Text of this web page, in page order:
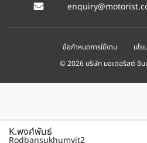
K.พงศ์พันธ์
Rodbansukhumvit2
ข้อกำหนดการใช้งาน
นโย
© 2026 บริษัท มอเตอริสต์ อิน